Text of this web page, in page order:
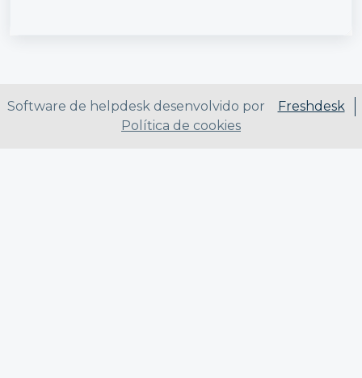
Software de helpdesk desenvolvido por
Freshdesk
Política de cookies